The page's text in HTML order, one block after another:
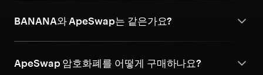
BANANA와 ApeSwap는 같은가요?
ApeSwap 암호화폐를 어떻게 구매하나요?